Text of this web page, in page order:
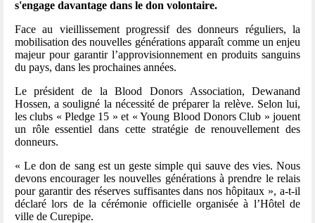
s'engage davantage dans le don volontaire.
Face au vieillissement progressif des donneurs réguliers, la
mobilisation des nouvelles générations apparaît comme un enjeu
majeur pour garantir l’approvisionnement en produits sanguins
du pays, dans les prochaines années.
Le président de la Blood Donors Association, Dewanand
Hossen, a souligné la nécessité de préparer la relève. Selon lui,
les clubs « Pledge 15 » et « Young Blood Donors Club » jouent
un rôle essentiel dans cette stratégie de renouvellement des
donneurs.
« Le don de sang est un geste simple qui sauve des vies. Nous
devons encourager les nouvelles générations à prendre le relais
pour garantir des réserves suffisantes dans nos hôpitaux », a-t-il
déclaré lors de la cérémonie officielle organisée à l’Hôtel de
ville de Curepipe.